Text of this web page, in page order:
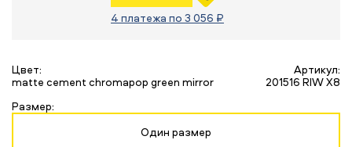
4 платежа по 3 056 ₽
Цвет:
matte cement chromapop green mirror
Артикул:
201516 RIW X8
Размер:
Один размер